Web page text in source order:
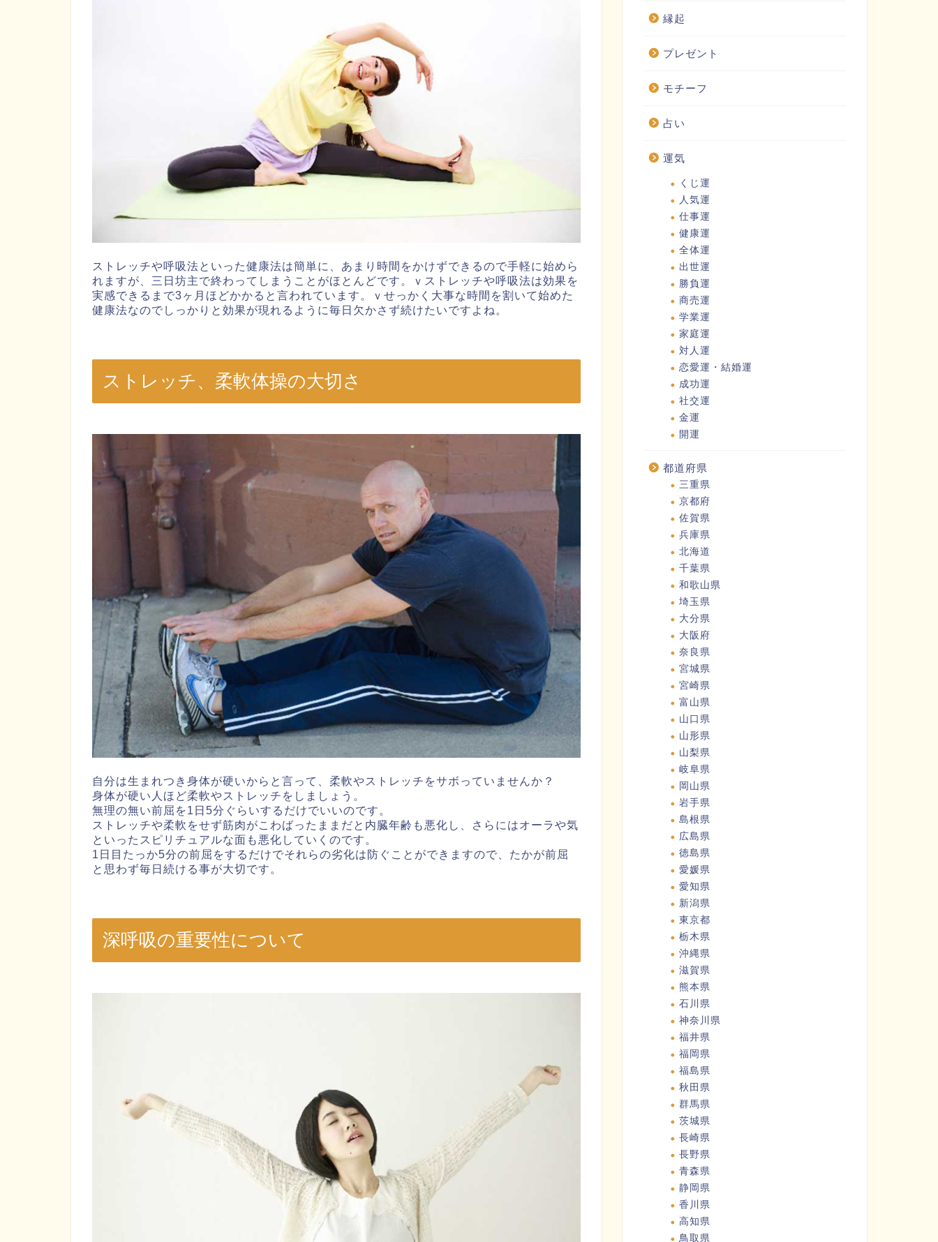
ストレッチや呼吸法といった健康法は簡単に、あまり時間をかけずできるので手軽に始めら
れますが、三日坊主で終わってしまうことがほとんどです。ｖストレッチや呼吸法は効果を
実感できるまで3ヶ月ほどかかると言われています。ｖせっかく大事な時間を割いて始めた
健康法なのでしっかりと効果が現れるように毎日欠かさず続けたいですよね。
ストレッチ、柔軟体操の大切さ
自分は生まれつき身体が硬いからと言って、柔軟やストレッチをサボっていませんか？
身体が硬い人ほど柔軟やストレッチをしましょう。
無理の無い前屈を1日5分ぐらいするだけでいいのです。
ストレッチや柔軟をせず筋肉がこわばったままだと内臓年齢も悪化し、さらにはオーラや気
といったスピリチュアルな面も悪化していくのです。
1日目たっか5分の前屈をするだけでそれらの劣化は防ぐことができますので、たかが前屈
と思わず毎日続ける事が大切です。
深呼吸の重要性について
縁起
プレゼント
モチーフ
占い
運気
くじ運
人気運
仕事運
健康運
全体運
出世運
勝負運
商売運
学業運
家庭運
対人運
恋愛運・結婚運
成功運
社交運
金運
開運
都道府県
三重県
京都府
佐賀県
兵庫県
北海道
千葉県
和歌山県
埼玉県
大分県
大阪府
奈良県
宮城県
宮崎県
富山県
山口県
山形県
山梨県
岐阜県
岡山県
岩手県
島根県
広島県
徳島県
愛媛県
愛知県
新潟県
東京都
栃木県
沖縄県
滋賀県
熊本県
石川県
神奈川県
福井県
福岡県
福島県
秋田県
群馬県
茨城県
長崎県
長野県
青森県
静岡県
香川県
高知県
鳥取県